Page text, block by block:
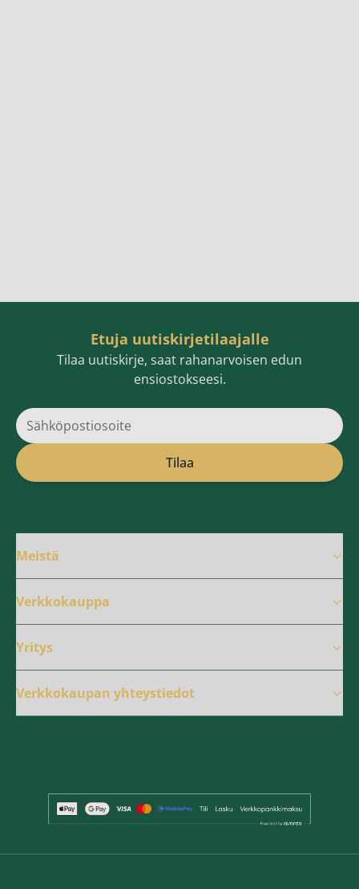
Etuja uutiskirjetilaajalle
Tilaa uutiskirje, saat rahanarvoisen edun
ensiostokseesi.
Sähköpostiosoite
Tilaa
Meistä
Verkkokauppa
Yritys
Verkkokaupan yhteystiedot